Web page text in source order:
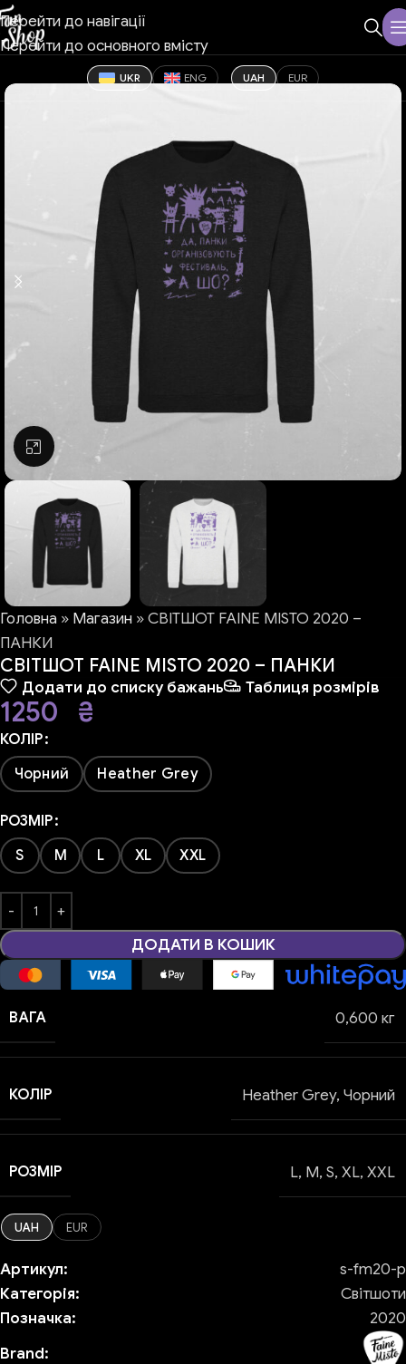
Перейти до навігації
Перейти до основного вмісту
UKR ENG UAH EUR
Натисніть, щоб збільшити
Головна » Магазин »СВІТШОТ FAINE MISTO 2020 –
ПАНКИ
СВІТШОТ FAINE MISTO 2020 – ПАНКИ
Додати до списку бажань Таблиця розмірів
1250 ₴
КОЛІР
Чорний
Heather Grey
РОЗМІР
S
M L XL XXL
ДОДАТИ В КОШИК
ВАГА 0,600 кг
КОЛІР Heather Grey, Чорний
РОЗМІР L, M, S, XL, XXL
UAH EUR
Артикул:
s-fm20-p
Категорія:
Світшоти
Позначка:
2020
Brand: